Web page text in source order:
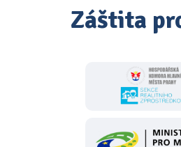
Záštita